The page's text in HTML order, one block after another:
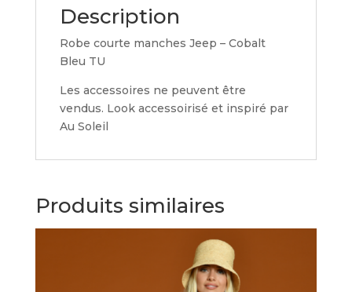
Description
Robe courte manches Jeep – Cobalt
Bleu TU
Les accessoires ne peuvent être
vendus. Look accessoirisé et inspiré par
Au Soleil
Produits similaires